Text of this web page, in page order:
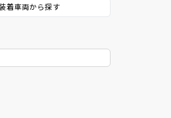
着車両から探す